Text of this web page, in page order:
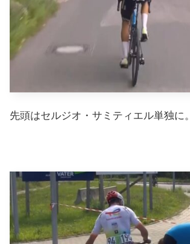
先頭はセルジオ・サミティエル単独に。